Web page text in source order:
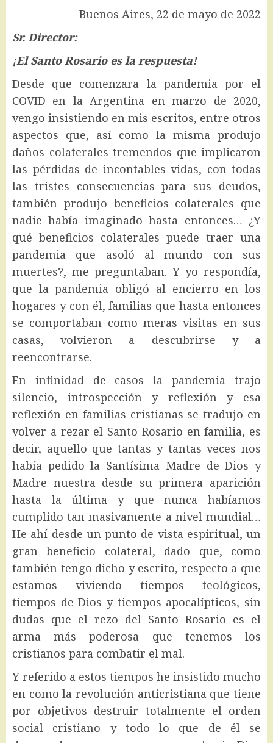
Buenos Aires, 22 de mayo de 2022
Sr. Director:
¡El Santo Rosario es la respuesta!
Desde que comenzara la pandemia por el
COVID en la Argentina en marzo de 2020,
vengo insistiendo en mis escritos, entre otros
aspectos que, así como la misma produjo
daños colaterales tremendos que implicaron
las pérdidas de incontables vidas, con todas
las tristes consecuencias para sus deudos,
también produjo beneficios colaterales que
nadie había imaginado hasta entonces… ¿Y
qué beneficios colaterales puede traer una
pandemia que asoló al mundo con sus
muertes?, me preguntaban. Y yo respondía,
que la pandemia obligó al encierro en los
hogares y con él, familias que hasta entonces
se comportaban como meras visitas en sus
casas, volvieron a descubrirse y a
reencontrarse.
En infinidad de casos la pandemia trajo
silencio, introspección y reflexión y esa
reflexión en familias cristianas se tradujo en
volver a rezar el Santo Rosario en familia, es
decir, aquello que tantas y tantas veces nos
había pedido la Santísima Madre de Dios y
Madre nuestra desde su primera aparición
hasta la última y que nunca habíamos
cumplido tan masivamente a nivel mundial…
He ahí desde un punto de vista espiritual, un
gran beneficio colateral, dado que, como
también tengo dicho y escrito, respecto a que
estamos viviendo tiempos teológicos,
tiempos de Dios y tiempos apocalípticos, sin
dudas que el rezo del Santo Rosario es el
arma más poderosa que tenemos los
cristianos para combatir el mal.
Y referido a estos tiempos he insistido mucho
en como la revolución anticristiana que tiene
por objetivos destruir totalmente el orden
social cristiano y todo lo que de él se